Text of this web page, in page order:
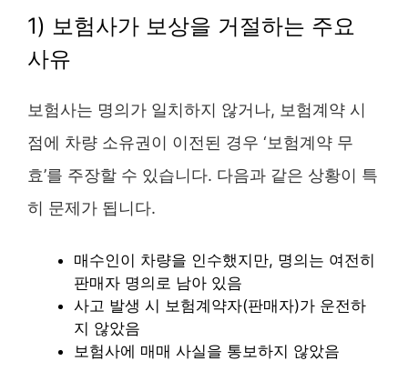
1) 보험사가 보상을 거절하는 주요
사유
보험사는 명의가 일치하지 않거나, 보험계약 시
점에 차량 소유권이 이전된 경우 ‘보험계약 무
효’를 주장할 수 있습니다. 다음과 같은 상황이 특
히 문제가 됩니다.
매수인이 차량을 인수했지만, 명의는 여전히
판매자 명의로 남아 있음
사고 발생 시 보험계약자(판매자)가 운전하
지 않았음
보험사에 매매 사실을 통보하지 않았음